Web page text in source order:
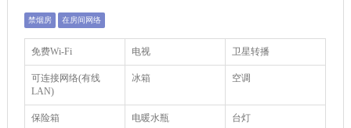
禁烟房 在房间网络
免费Wi-Fi 电视 卫星转播
可连接网络(有线
LAN)
冰箱 空调
保险箱 电暖水瓶 台灯